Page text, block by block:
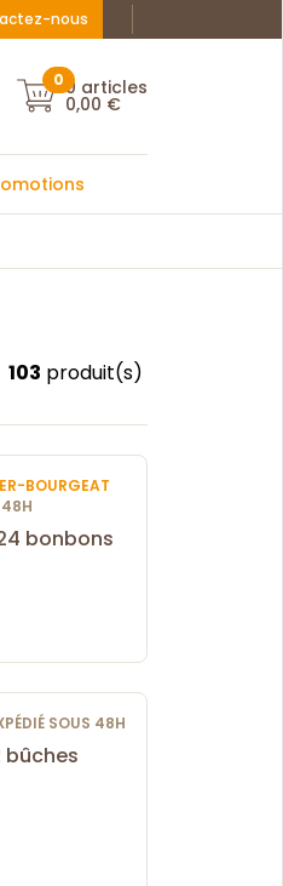
nous Facebook : La
Instagram :
Mon compte
00 articles
0,00 €
103 produit(s)
BOURGEAT
48H
bonbons
SOUS 48H